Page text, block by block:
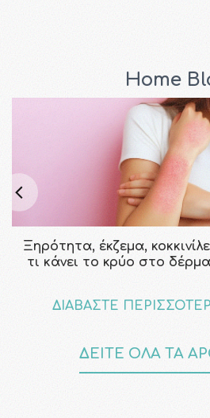
Home
Ξηρότητα, έκζεμα,
τι κάνει το κρύο στο
ΔΙΑΒΑΣΤΕ
ΔΕΙΤΕ ΟΛΑ ΤΑ